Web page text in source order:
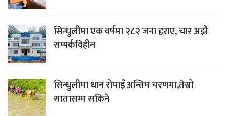
सिन्धुलीमा एक वर्षमा २८२ जना हराए, चार अझै
सम्पर्कविहीन
सिन्धुलीमा धान रोपाइँ अन्तिम चरणमा,तेस्रो
सातासम्म सकिने